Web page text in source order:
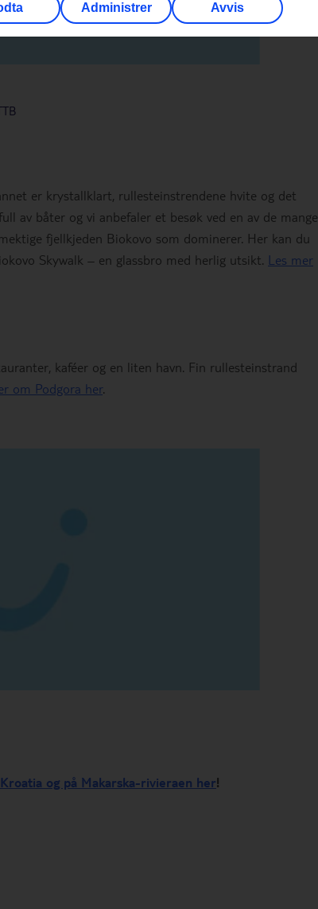
er krystallklart, rullesteinstrendene hvite og det
av båter og vi anbefaler et besøk ved en av de mange
fjellkjeden Biokovo som dominerer. Her kan du
Skywalk – en glassbro med herlig utsikt. Les mer
kaféer og en liten havn. Fin rullesteinstrand
om Podgora her.
og på Makarska-rivieraen her!
Administrer Avvis